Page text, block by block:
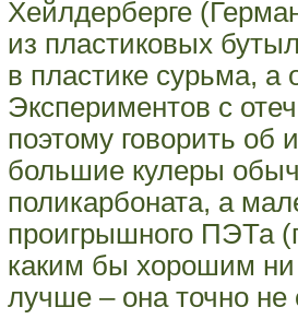
Хейлдерберге
из пластиковых
в пластике сурьма,
Экспериментов с
поэтому говорить об
большие кулеры
поликарбоната, а
проигрышного ПЭТа
каким бы хорошим ни
лучше – она точно